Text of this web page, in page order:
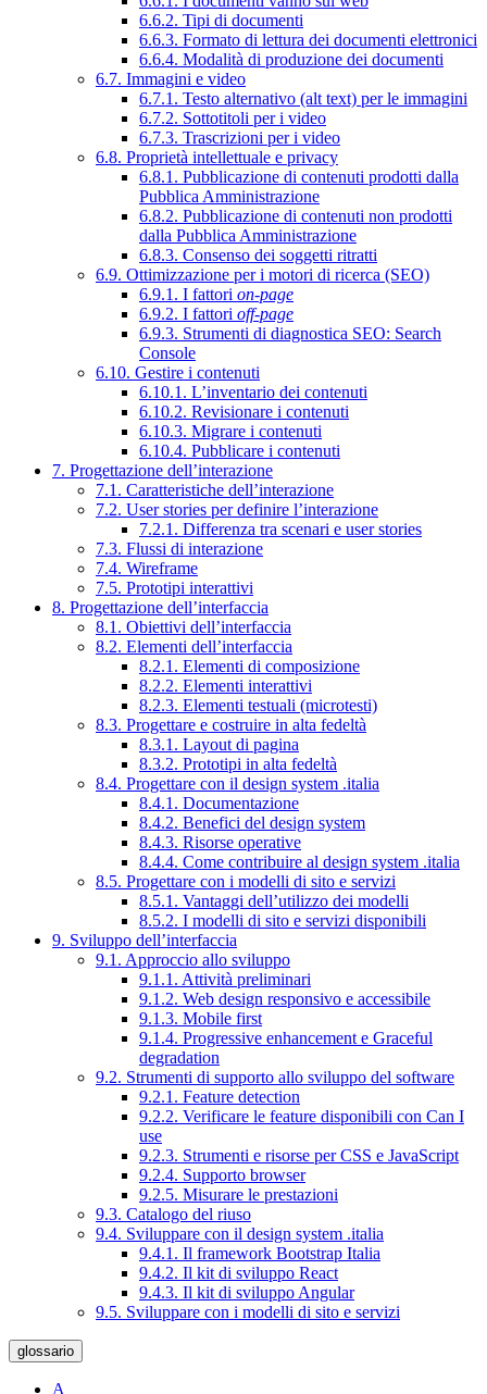
6.6.2. Tipi di documenti
6.6.3. Formato di lettura dei documenti elettronici
6.6.4. Modalità di produzione dei documenti
6.7. Immagini e video
6.7.1. Testo alternativo (alt text) per le immagini
6.7.2. Sottotitoli per i video
6.7.3. Trascrizioni per i video
6.8. Proprietà intellettuale e privacy
6.8.1. Pubblicazione di contenuti prodotti dalla
Pubblica Amministrazione
6.8.2. Pubblicazione di contenuti non prodotti
dalla Pubblica Amministrazione
6.8.3. Consenso dei soggetti ritratti
6.9. Ottimizzazione per i motori di ricerca (SEO)
6.9.1. I fattori on-page
6.9.2. I fattori off-page
6.9.3. Strumenti di diagnostica SEO: Search
Console
6.10. Gestire i contenuti
6.10.1. L’inventario dei contenuti
6.10.2. Revisionare i contenuti
6.10.3. Migrare i contenuti
6.10.4. Pubblicare i contenuti
7. Progettazione dell’interazione
7.1. Caratteristiche dell’interazione
7.2. User stories per definire l’interazione
7.2.1. Differenza tra scenari e user stories
7.3. Flussi di interazione
7.4. Wireframe
7.5. Prototipi interattivi
8. Progettazione dell’interfaccia
8.1. Obiettivi dell’interfaccia
8.2. Elementi dell’interfaccia
8.2.1. Elementi di composizione
8.2.2. Elementi interattivi
8.2.3. Elementi testuali (microtesti)
8.3. Progettare e costruire in alta fedeltà
8.3.1. Layout di pagina
8.3.2. Prototipi in alta fedeltà
8.4. Progettare con il design system .italia
8.4.1. Documentazione
8.4.2. Benefici del design system
8.4.3. Risorse operative
8.4.4. Come contribuire al design system .italia
8.5. Progettare con i modelli di sito e servizi
8.5.1. Vantaggi dell’utilizzo dei modelli
8.5.2. I modelli di sito e servizi disponibili
9. Sviluppo dell’interfaccia
9.1. Approccio allo sviluppo
9.1.1. Attività preliminari
9.1.2. Web design responsivo e accessibile
9.1.3. Mobile first
9.1.4. Progressive enhancement e Graceful
degradation
9.2. Strumenti di supporto allo sviluppo del software
9.2.1. Feature detection
9.2.2. Verificare le feature disponibili con Can I
use
9.2.3. Strumenti e risorse per CSS e JavaScript
9.2.4. Supporto browser
9.2.5. Misurare le prestazioni
9.3. Catalogo del riuso
9.4. Sviluppare con il design system .italia
9.4.1. Il framework Bootstrap Italia
9.4.2. Il kit di sviluppo React
9.4.3. Il kit di sviluppo Angular
9.5. Sviluppare con i modelli di sito e servizi
glossario
A